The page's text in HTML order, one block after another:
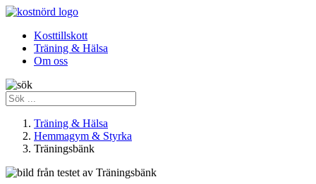
Kosttillskott
Träning & Hälsa
Om oss
Träning & Hälsa
Hemmagym & Styrka
Träningsbänk